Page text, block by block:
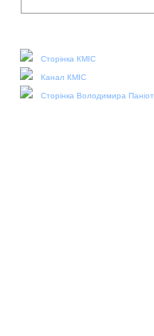
Сторінка КМІС
Канал КМІС
Сторінка Володимира